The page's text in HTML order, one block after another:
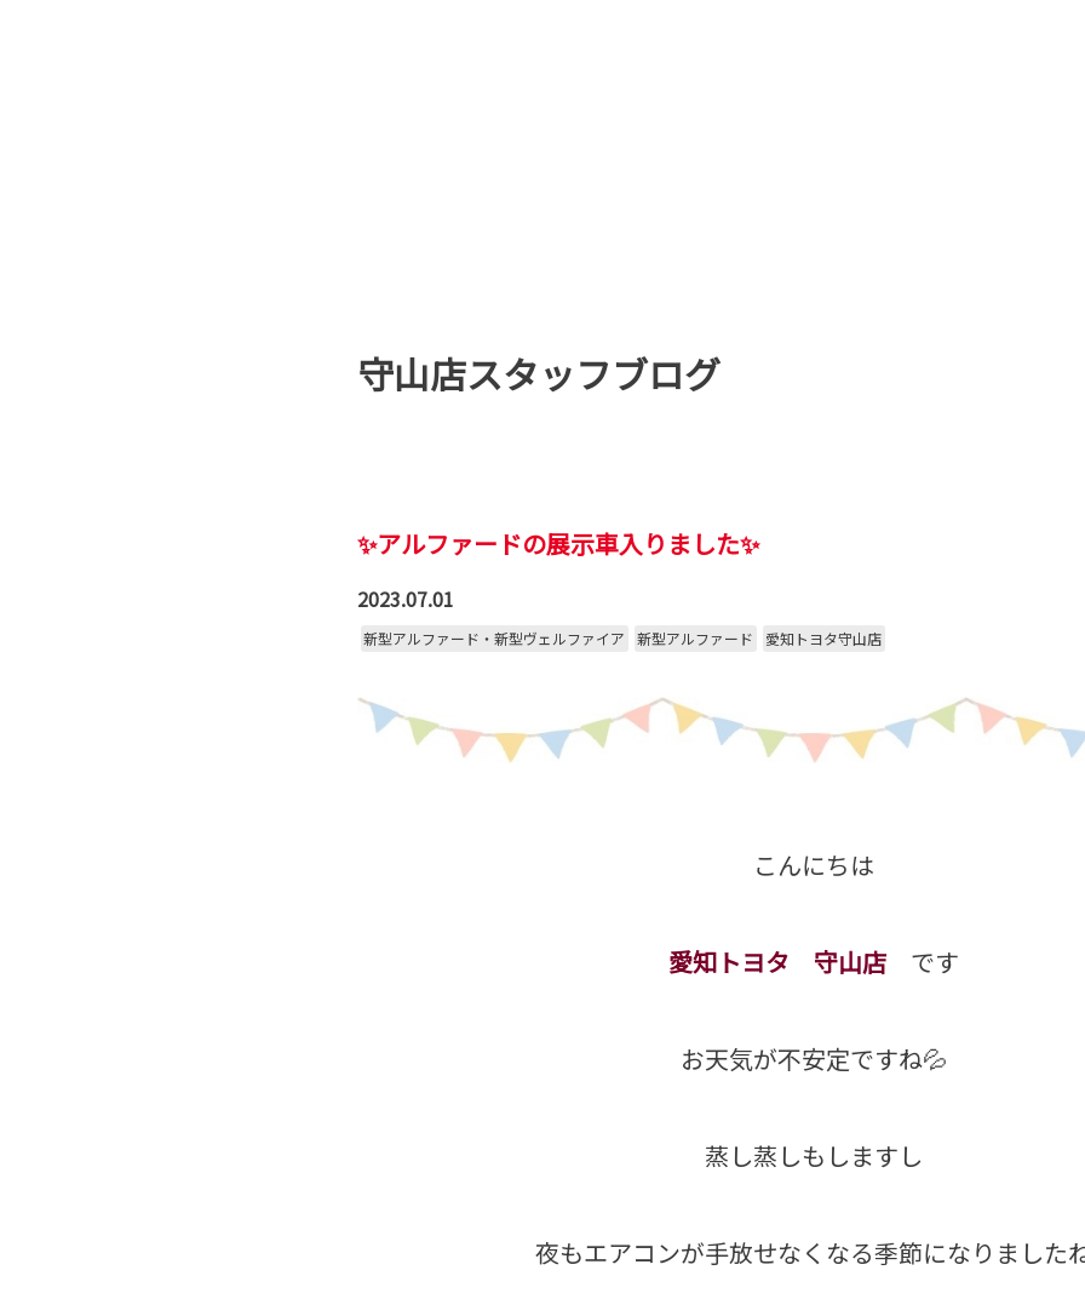
守山店スタッフブログ
✨アルファードの展示車入りました✨
2023.07.01
新型アルファード・新型ヴェルファイア 新型アルファード 愛知トヨタ守山店
こんにちは
愛知トヨタ 守山店 です
お天気が不安定ですね💦
蒸し蒸しもしますし
夜もエアコンが手放せなくなる季節になりました